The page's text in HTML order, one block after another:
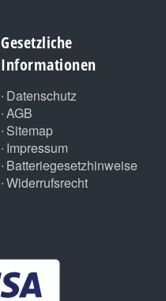
Gesetzliche
Informationen
Datenschutz
AGB
Sitemap
Impressum
Batteriegesetzhinweise
Widerrufsrecht